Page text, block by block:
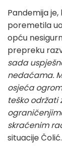
Pandemija
poremetila
opću
prepreku
sada
nedaćama.
osjeća
teško
skraćenim
situacije Čolić.